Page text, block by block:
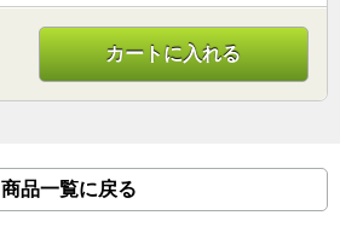
カートに入れる
商品一覧に戻る